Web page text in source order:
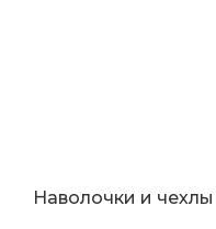
Наволочки и чехлы